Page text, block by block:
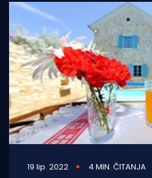
Otoci
Turizam i nautika
Pomorstvo
Ribolov
Ekologija
Tradicija i kultura
19 lip. 2022 4 MIN. ČITANJA